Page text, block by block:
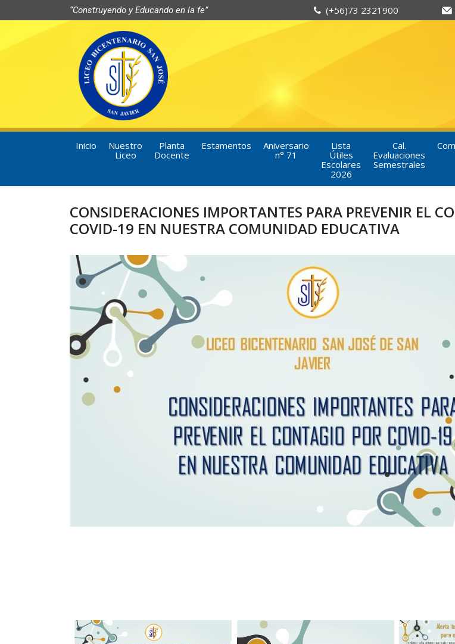
“Construyendo y Educando en la fe” (+56)73 2321900
Inicio
Nuestro
Liceo
Planta
Docente
Estamentos
Aniversario
n° 71
Lista
Útiles
Escolares
2026
Cal.
Evaluaciones
Semestrales
CONSIDERACIONES IMPORTANTES PARA PREVENIR EL
COVID-19 EN NUESTRA COMUNIDAD EDUCATIVA